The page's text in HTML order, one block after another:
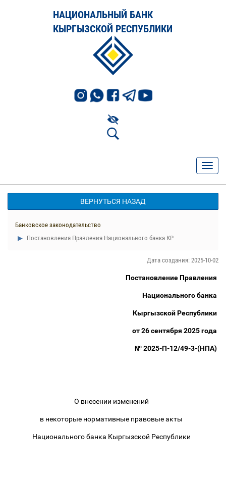
НАЦИОНАЛЬНЫЙ БАНК
КЫРГЫЗСКОЙ РЕСПУБЛИКИ
ВЕРНУТЬСЯ НАЗАД
Банковское законодательство
Постановления Правления Национального банка КР
Дата создания: 2025-10-02
Постановление Правления
Национального банка
Кыргызской Республики
от 26 сентября 2025 года
№ 2025-П-12/49-3-(НПА)
О внесении изменений
в некоторые нормативные правовые акты
Национального банка Кыргызской Республики